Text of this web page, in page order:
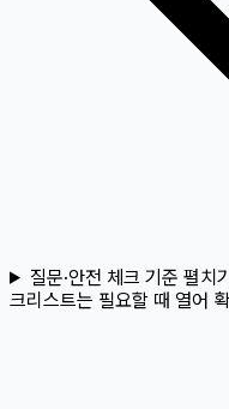
질문·안전 체크 기준 펼치
크리스트는 필요할 때 열어